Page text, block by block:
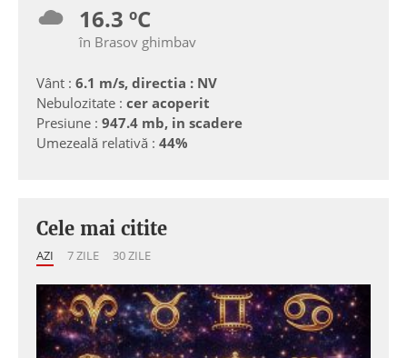
16.3 ºC
în Brasov ghimbav
Vânt : 6.1 m/s, directia : NV
Nebulozitate : cer acoperit
Presiune : 947.4 mb, in scadere
Umezeală relativă : 44%
Cele mai citite
AZI 7 ZILE 30 ZILE